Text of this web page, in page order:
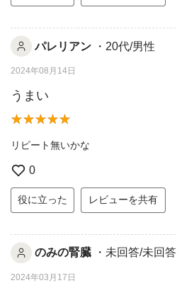
パレリアン ・20代/男性
2024年08月14日
うまい
リピート無いかな
0
役に立った レビューを共有
のみの腎臓 ・未回答/未回答
2024年03月17日